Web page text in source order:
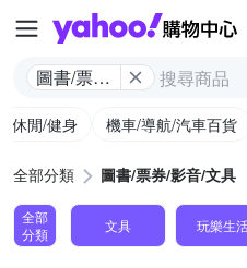
圖書/票券/
/休閒/健身 機車/導航/汽車百貨
全部分類 圖書/票券/影音/文具
全部
分類
文具 玩樂生